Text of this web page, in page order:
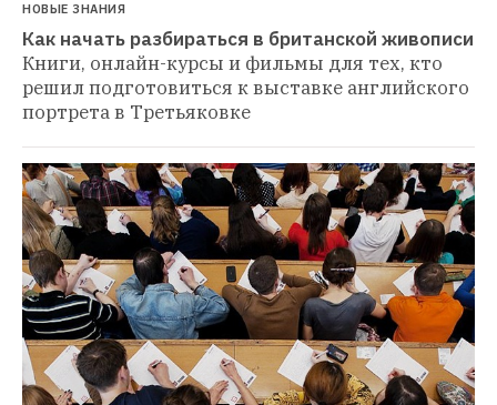
НОВЫЕ ЗНАНИЯ
Как начать разбираться в британской живописи
Книги, онлайн-курсы и фильмы для тех, кто
решил подготовиться к выставке английского
портрета в Третьяковке